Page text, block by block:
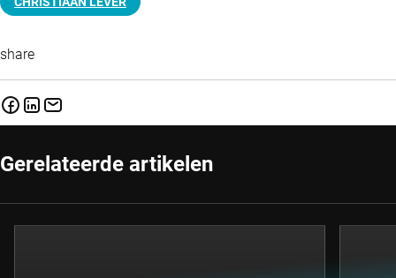
share
Gerelateerde artikelen